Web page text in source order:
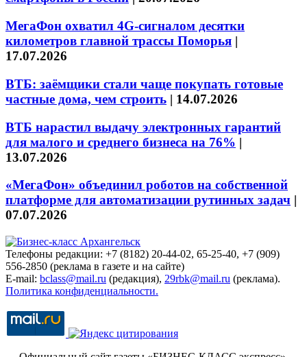
МегаФон охватил 4G-сигналом десятки
километров главной трассы Поморья |
17.07.2026
ВТБ: заёмщики стали чаще покупать готовые
частные дома, чем строить | 14.07.2026
ВТБ нарастил выдачу электронных гарантий
для малого и среднего бизнеса на 76% |
13.07.2026
«МегаФон» объединил роботов на собственной
платформе для автоматизации рутинных задач |
07.07.2026
Телефоны редакции: +7 (8182) 20-44-02, 65-25-40, +7 (909)
556-2850 (реклама в газете и на сайте)
E-mail: bclass@mail.ru (редакция), 29rbk@mail.ru (реклама).
Политика конфиденциальности.